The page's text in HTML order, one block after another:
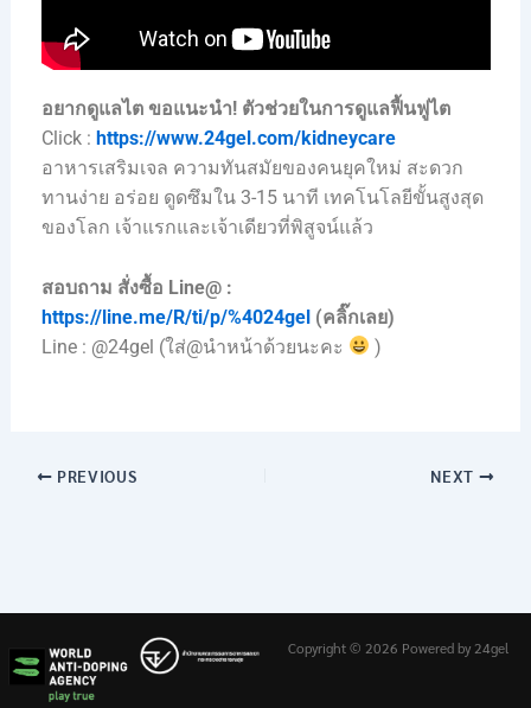
อยากดูแลไต ขอแนะนำ! ตัวช่วยในการดูแลฟื้นฟูไต
Click : https://www.24gel.com/kidneycare
อาหารเสริมเจล ความทันสมัยของคนยุคใหม่ สะดวก
ทานง่าย อร่อย ดูดซึมใน 3-15 นาที เทคโนโลยีขั้นสูงสุด
ของโลก เจ้าแรกและเจ้าเดียวที่พิสูจน์แล้ว
สอบถาม สั่งซื้อ Line@ :
https://line.me/R/ti/p/%4024gel(คลิ๊กเลย)
Line : @24gel (ใส่@นำหน้าด้วยนะคะ
)
PREVIOUS NEXT
Copyright © 2026 Powered by 24gel